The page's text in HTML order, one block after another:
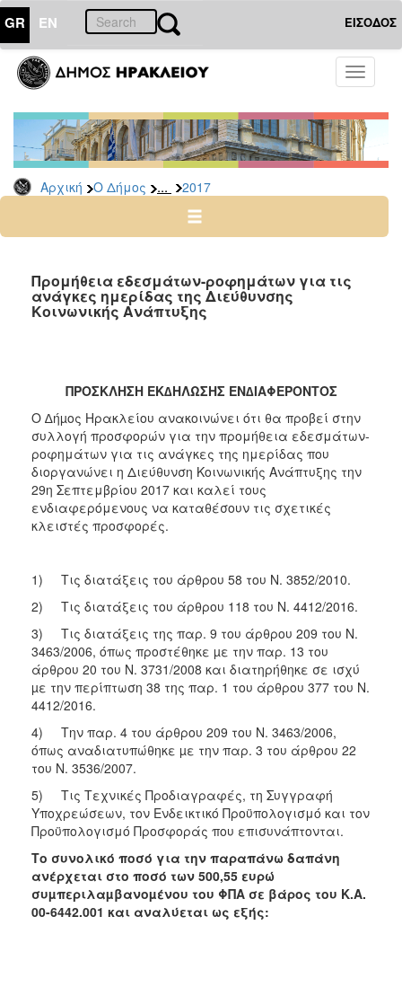
GR EN ΕΙΣΟΔΟΣ
Toggle
Αρχική Ο Δήμος ... 2017
ΔΗΜΟΣ
Διακηρύξεις
-
Δημοπρασίες
Αρχείο
2025
2023
2022
2019
2018
2017
2016
2015
2013
ΤΟΠΟΣ
ΠΟΛΙΤΙΣΜΟΣ
ΑΝΘΕΚΤΙΚΗ
ΠΟΛΗ
Προμήθεια εδεσμάτων-ροφημάτων για τις
ανάγκες ημερίδας της Διεύθυνσης
Κοινωνικής Ανάπτυξης
ΠΡΟΣΚΛΗΣΗ ΕΚ∆ΗΛΩΣΗΣ ΕΝ∆ΙΑΦΕΡΟΝΤΟΣ
Ο ∆ήµος Ηρακλείου ανακοινώνει ότι θα προβεί στην
συλλογή προσφορών για την προμήθεια εδεσμάτων-
ροφημάτων για τις ανάγκες της ημερίδας που
διοργανώνει η Διεύθυνση Κοινωνικής Ανάπτυξης την
29η Σεπτεμβρίου 2017 και καλεί τους
ενδιαφερόμενους να καταθέσουν τις σχετικές
κλειστές προσφορές.
1) Τις διατάξεις του άρθρου 58 του Ν. 3852/2010.
2) Τις διατάξεις του άρθρου 118 του Ν. 4412/2016.
3) Τις διατάξεις της παρ. 9 του άρθρου 209 του Ν.
3463/2006, όπως προστέθηκε µε την παρ. 13 του
άρθρου 20 του Ν. 3731/2008 και διατηρήθηκε σε ισχύ
µε την περίπτωση 38 της παρ. 1 του άρθρου 377 του Ν.
4412/2016.
4) Την παρ. 4 του άρθρου 209 του Ν. 3463/2006,
όπως αναδιατυπώθηκε µε την παρ. 3 του άρθρου 22
του Ν. 3536/2007.
5) Τις Τεχνικές Προδιαγραφές, τη Συγγραφή
Υποχρεώσεων, τον Ενδεικτικό Προϋπολογισμό και τον
Προϋπολογισμό Προσφοράς που επισυνάπτονται.
Το συνολικό ποσό για την παραπάνω δαπάνη
ανέρχεται στο ποσό των 500,55 ευρώ
συµπεριλαµβανοµένου του ΦΠΑ σε βάρος του Κ.Α.
00-6442.001 και αναλύεται ως εξής: